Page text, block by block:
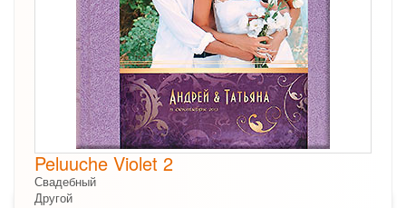
Peluuche Violet 2
Свадебный
Другой